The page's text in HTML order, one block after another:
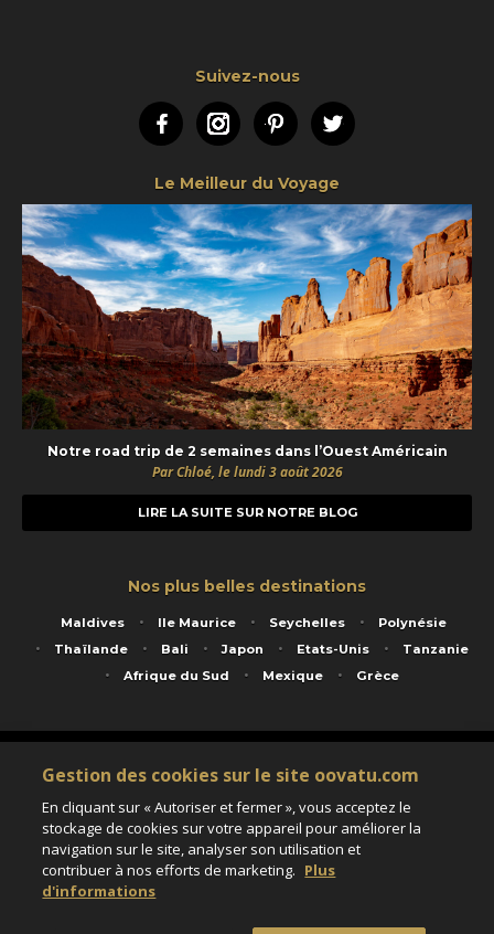
Suivez-nous
FacebookInstagramPinterestTwitter
Le Meilleur du Voyage
Notre road trip de 2 semaines dans l’Ouest Américain
Par Chloé, le lundi 3 août 2026
LIRE LA SUITE SUR NOTRE BLOG
Nos plus belles destinations
Maldives Ile Maurice Seychelles
Polynésie
Thaïlande
Bali Japon Etats-Unis
Tanzanie
Afrique du Sud
Mexique Grèce
Service animé par Nautil Voyages - 22 rue Georges Picquart 75017 Paris - S.A.S
au capital de 155 696 euros - RCS Paris B 423 671 973 - Code APE 7911Z
Matricule Atout France IM075100020 - Garantie financière Groupama - Agrément IATA
Assurance responsabilité civile et professionnelle HISCOX RCP0081066
Gestion des cookies sur le site oovatu.com
En cliquant sur « Autoriser et fermer », vous acceptez le
stockage de cookies sur votre appareil pour améliorer la
navigation sur le site, analyser son utilisation et
contribuer à nos efforts de marketing. Plus
d'informations